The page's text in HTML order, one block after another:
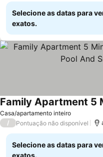
Selecione as datas para
exatos.
Casa/apartamento inteiro
Ver preços
/ Pontuação não disponível
Selecione as datas para
exatos.